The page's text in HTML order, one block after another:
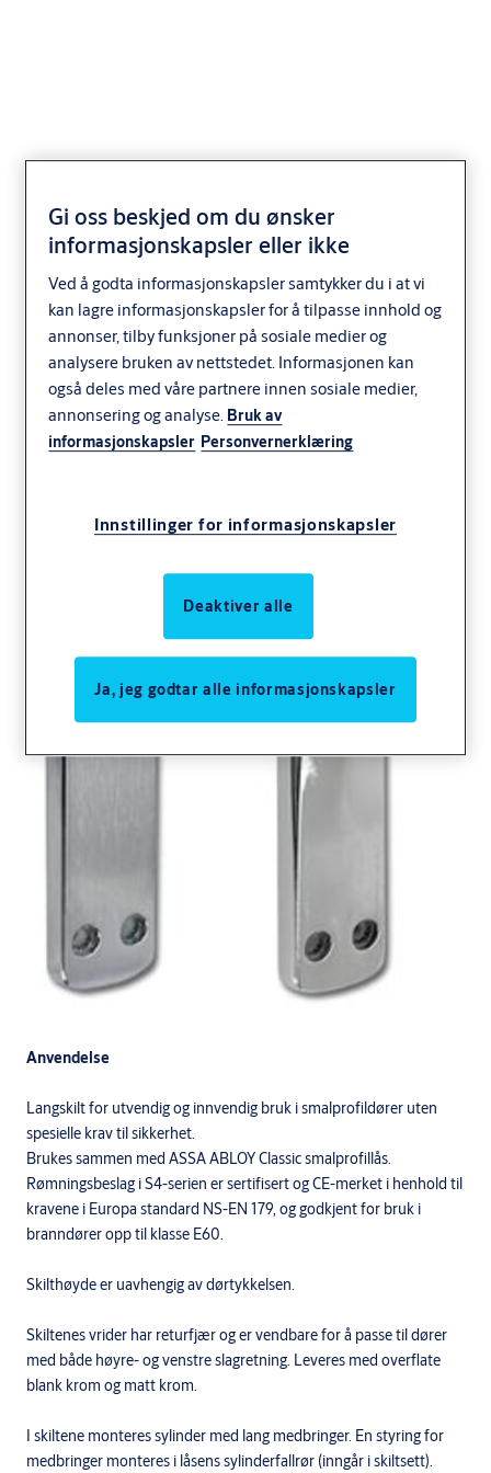
SK44859
Anvendelse
Langskilt for utvendig og innvendig bruk i smalprofildører uten
spesielle krav til sikkerhet.
Brukes sammen med ASSA ABLOY Classic smalprofillås.
Rømningsbeslag i S4-serien er sertifisert og CE-merket i henhold til
kravene i Europa standard NS-EN 179, og godkjent for bruk i
branndører opp til klasse E60.
Skilthøyde er uavhengig av dørtykkelsen.
Skiltenes vrider har returfjær og er vendbare for å passe til dører
med både høyre- og venstre slagretning. Leveres med overflate
blank krom og matt krom.
I skiltene monteres sylinder med lang medbringer. En styring for
medbringer monteres i låsens sylinderfallrør (inngår i skiltsett).
Gi oss beskjed om du ønsker
informasjonskapsler eller ikke
Ved å godta informasjonskapsler samtykker du i at vi
kan lagre informasjonskapsler for å tilpasse innhold og
annonser, tilby funksjoner på sosiale medier og
analysere bruken av nettstedet. Informasjonen kan
også deles med våre partnere innen sosiale medier,
annonsering og analyse. Bruk av
informasjonskapsler Personvernerklæring
Innstillinger for informasjonskapsler
Deaktiver alle
Ja, jeg godtar alle informasjonskapsler